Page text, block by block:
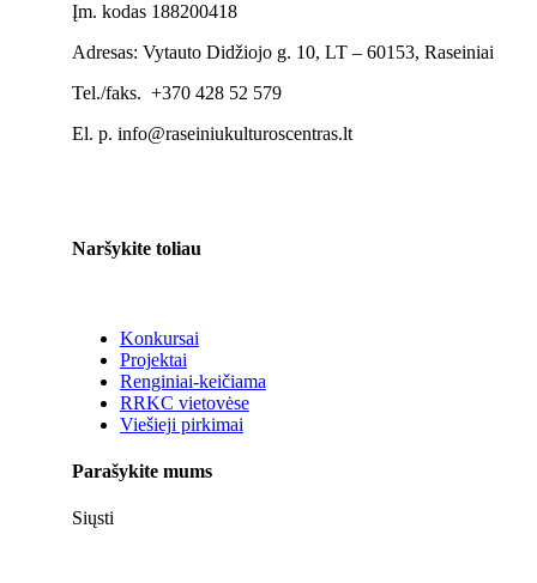
Įm. kodas 188200418
Adresas: Vytauto Didžiojo g. 10, LT – 60153, Raseiniai
Tel./faks. +370 428 52 579
El. p. info@raseiniukulturoscentras.lt
Naršykite toliau
Konkursai
Projektai
Renginiai-keičiama
RRKC vietovėse
Viešieji pirkimai
Parašykite mums
Siųsti